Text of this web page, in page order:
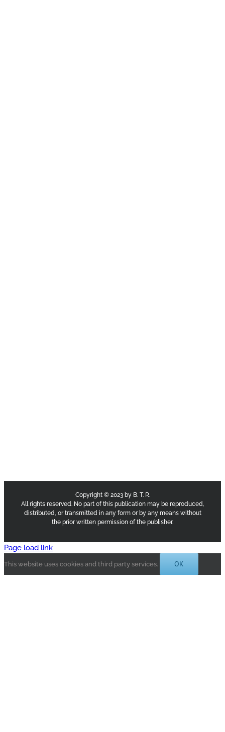
Copyright © 2023 by B. T. R.
All rights reserved. No part of this publication may be reproduced,
distributed, or transmitted in any form or by any means without
the prior written permission of the publisher.
Page load link
This website uses cookies and third party services. OK